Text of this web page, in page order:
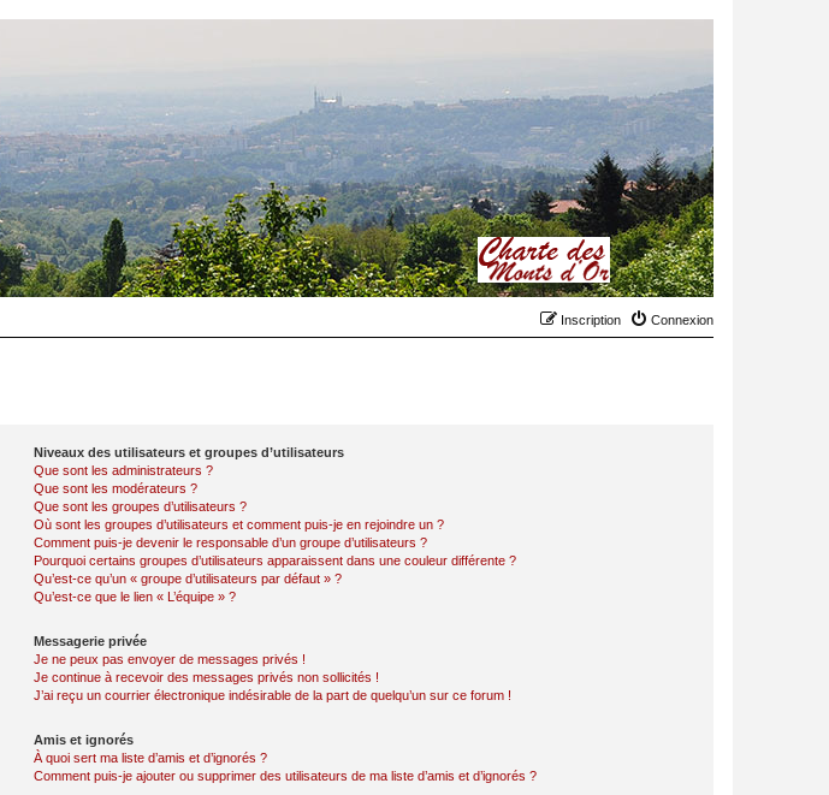
Connexion
Inscription
Niveaux des utilisateurs et groupes d’utilisateurs
Que sont les administrateurs ?
Que sont les modérateurs ?
Que sont les groupes d’utilisateurs ?
Où sont les groupes d’utilisateurs et comment puis-je en rejoindre un ?
Comment puis-je devenir le responsable d’un groupe d’utilisateurs ?
Pourquoi certains groupes d’utilisateurs apparaissent dans une couleur différente ?
Qu’est-ce qu’un « groupe d’utilisateurs par défaut » ?
Qu’est-ce que le lien « L’équipe » ?
Messagerie privée
Je ne peux pas envoyer de messages privés !
Je continue à recevoir des messages privés non sollicités !
J’ai reçu un courrier électronique indésirable de la part de quelqu’un sur ce forum !
Amis et ignorés
À quoi sert ma liste d’amis et d’ignorés ?
Comment puis-je ajouter ou supprimer des utilisateurs de ma liste d’amis et d’ignorés ?